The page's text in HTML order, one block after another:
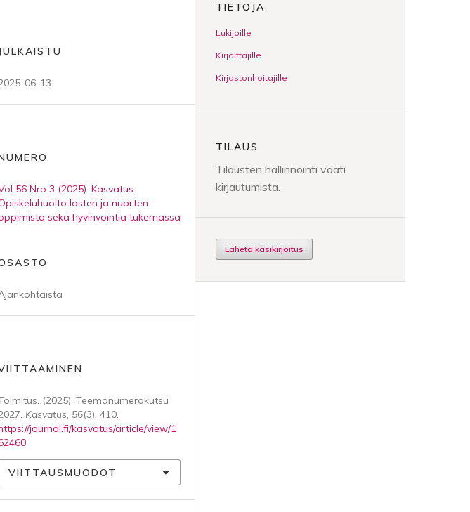
JULKAISTU
06-13
56 Nro 3 (2025): Kasvatus:
lasten ja nuorten
sekä hyvinvointia tukemassa
(2025). Teemanumerokutsu
Kasvatus, 56(3), 410.
journal.fi/kasvatus/article/view/1
VIITTAUSMUODOT
TIETOJA
Lukijoille
Kirjoittajille
Kirjastonhoitajille
TILAUS
Tilausten hallinnointi vaati
kirjautumista.
Lähetä käsikirjoitus